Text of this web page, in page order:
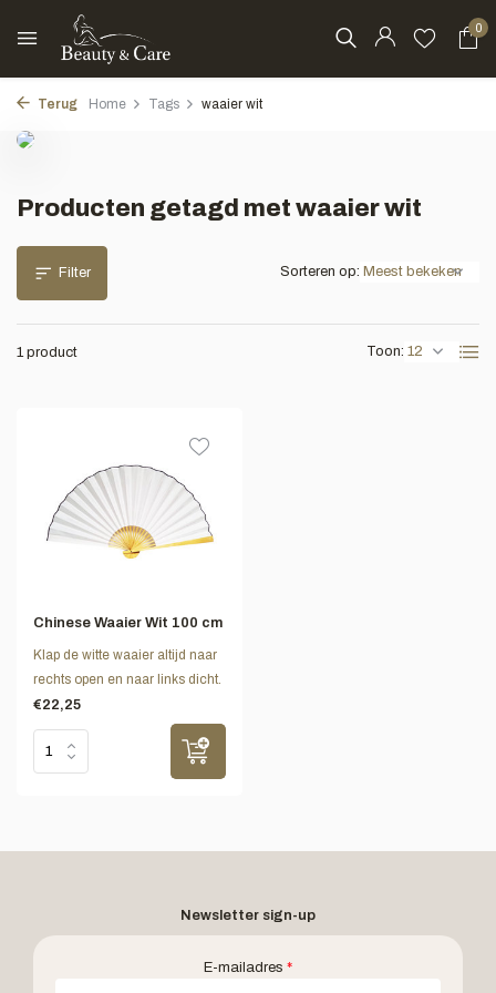
0
Terug Home Tags waaier wit
Producten getagd met waaier wit
Filter
1 product Toon:
Sorteren op:
Chinese Waaier Wit 100 cm
Klap de witte waaier altijd naar
rechts open en naar links dicht.
€22,25
Newsletter sign-up
E-mailadres *